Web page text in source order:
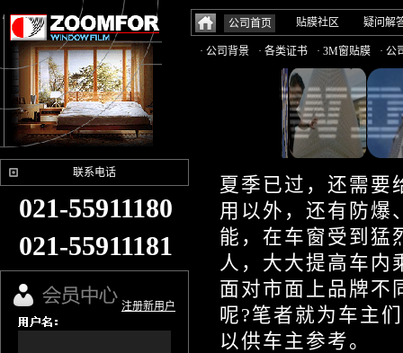
公司首页 贴膜社区 疑问解
· 公司背景 · 各类证书 · 3M窗贴膜 · 公
联系电话
021-55911180
021-55911181
注册新用户
夏季已过，还需要
用以外，还有防爆
能，在车窗受到猛
人，大大提高车内
面对市面上品牌不
呢?笔者就为车主
以供车主参考。